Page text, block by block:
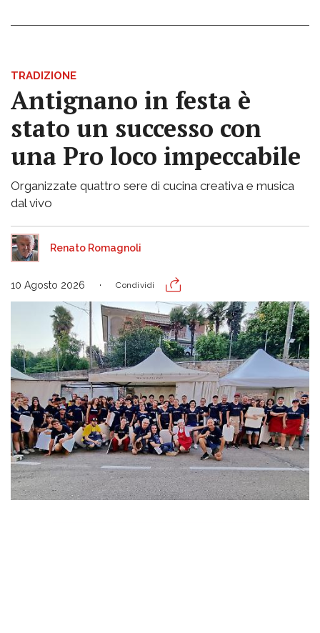
TRADIZIONE
Antignano in festa è
stato un successo con
una Pro loco impeccabile
Organizzate quattro sere di cucina creativa e musica
dal vivo
Renato Romagnoli
10 Agosto 2026 Condividi